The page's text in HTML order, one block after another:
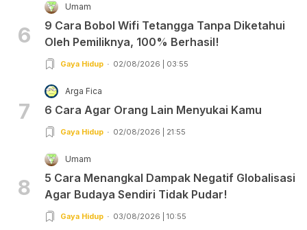
6
Umam
9 Cara Bobol Wifi Tetangga Tanpa Diketahui
Oleh Pemiliknya, 100% Berhasil!
Gaya Hidup 02/08/2026 | 03:55
7
Arga Fica
6 Cara Agar Orang Lain Menyukai Kamu
Gaya Hidup 02/08/2026 | 21:55
8
Umam
5 Cara Menangkal Dampak Negatif Globalisasi
Agar Budaya Sendiri Tidak Pudar!
Gaya Hidup 03/08/2026 | 10:55